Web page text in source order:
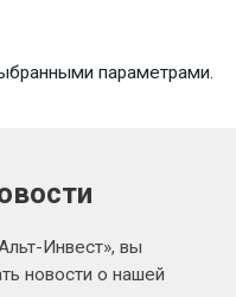
параметрами.
Инвест», вы
новости о нашей